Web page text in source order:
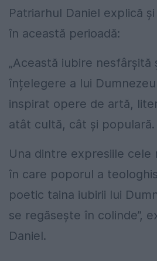
Patriarhul Daniel explică
în această perioadă:
„Această iubire nesfârșită
înțelegere a lui
inspirat opere de artă,
atât cultă, cât și populară.
Una dintre expresiile cele
în care poporul a
poetic taina iubirii lui
se regăsește în colinde”,
Daniel.